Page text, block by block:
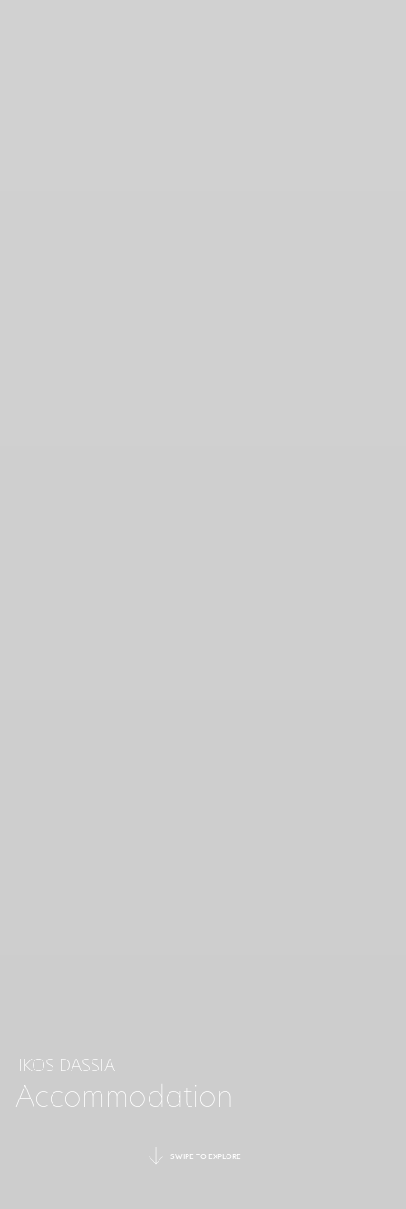
IKOS DASSIA
Accommodation
SWIPE TO EXPLORE